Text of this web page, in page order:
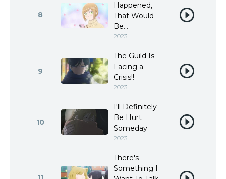
8
Happened,
That Would
Be...
2023
9
The Guild Is
Facing a
Crisis!!
2023
10
I'll Definitely
Be Hurt
Someday
2023
There's
Something I